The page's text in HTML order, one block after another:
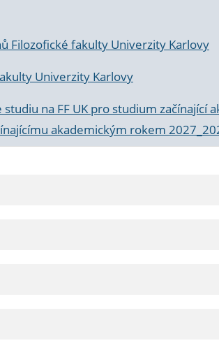
Filozofické fakulty Univerzity Karlovy
Univerzity Karlovy
na FF UK pro studium začínající
akademickým rokem